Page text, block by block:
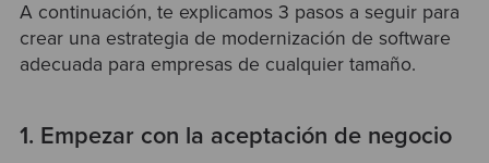
A continuación, te explicamos 3 pasos a seguir para
crear una estrategia de modernización de software
adecuada para empresas de cualquier tamaño.
1. Empezar con la aceptación de negocio